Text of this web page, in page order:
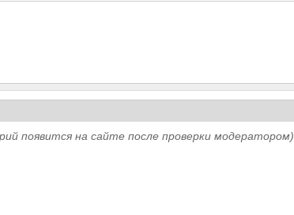
появится на сайте после проверки модератором)